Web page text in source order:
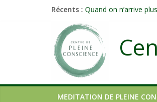
Récents : Quand on n’arrive
Méditer un peu
Prolonger la vie ou
Célébrer la Vie
MEDITATION DE PLEINE